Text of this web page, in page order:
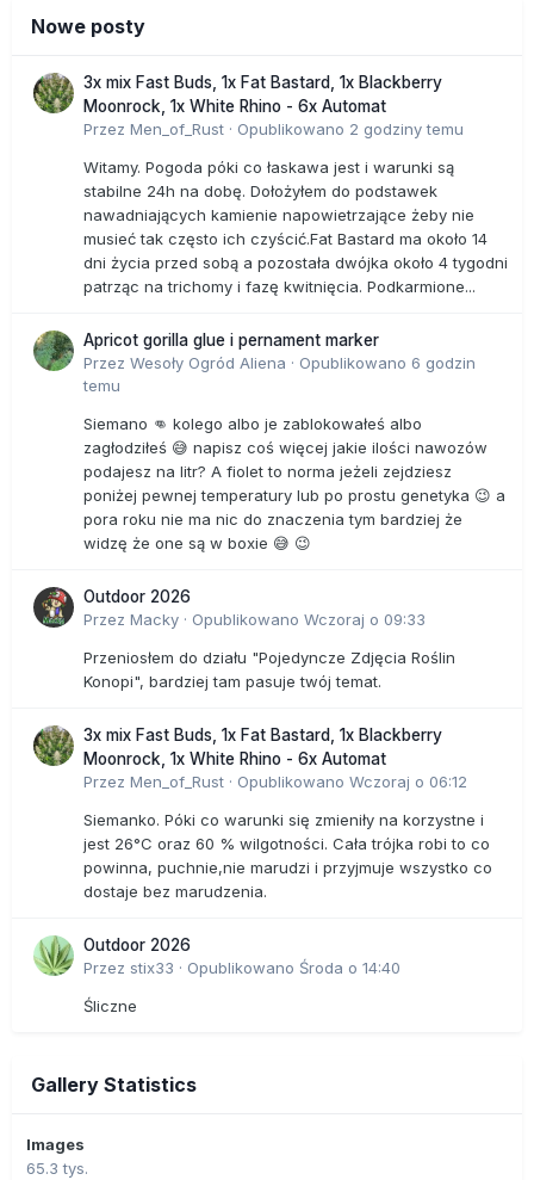
Nowe posty
3x mix Fast Buds, 1x Fat Bastard, 1x Blackberry
Moonrock, 1x White Rhino - 6x Automat
Przez Men_of_Rust · Opublikowano 2 godziny temu
Witamy. Pogoda póki co łaskawa jest i warunki są
stabilne 24h na dobę. Dołożyłem do podstawek
nawadniających kamienie napowietrzające żeby nie
musieć tak często ich czyścić.Fat Bastard ma około 14
dni życia przed sobą a pozostała dwójka około 4 tygodni
patrząc na trichomy i fazę kwitnięcia. Podkarmione...
Apricot gorilla glue i pernament marker
Przez Wesoły Ogród Aliena · Opublikowano 6 godzin
temu
Siemano 👊 kolego albo je zablokowałeś albo
zagłodziłeś 😅 napisz coś więcej jakie ilości nawozów
podajesz na litr? A fiolet to norma jeżeli zejdziesz
poniżej pewnej temperatury lub po prostu genetyka 😉 a
pora roku nie ma nic do znaczenia tym bardziej że
widzę że one są w boxie 😅 😉
Outdoor 2026
Przez Macky · Opublikowano Wczoraj o 09:33
Przeniosłem do działu "Pojedyncze Zdjęcia Roślin
Konopi", bardziej tam pasuje twój temat.
3x mix Fast Buds, 1x Fat Bastard, 1x Blackberry
Moonrock, 1x White Rhino - 6x Automat
Przez Men_of_Rust · Opublikowano Wczoraj o 06:12
Siemanko. Póki co warunki się zmieniły na korzystne i
jest 26°C oraz 60 % wilgotności. Cała trójka robi to co
powinna, puchnie,nie marudzi i przyjmuje wszystko co
dostaje bez marudzenia.
Outdoor 2026
Przez stix33 · Opublikowano Środa o 14:40
Śliczne
Gallery Statistics
Images
65.3 tys.